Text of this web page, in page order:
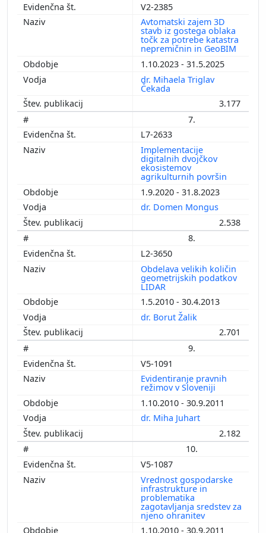
V2-2385
Avtomatski zajem 3D
stavb iz gostega oblaka
točk za potrebe katastra
nepremičnin in GeoBIM
1.10.2023 - 31.5.2025
dr. Mihaela Triglav
Čekada
3.177
7.
L7-2633
Implementacije
digitalnih dvojčkov
ekosistemov
agrikulturnih površin
1.9.2020 - 31.8.2023
dr. Domen Mongus
2.538
8.
L2-3650
Obdelava velikih količin
geometrijskih podatkov
LIDAR
1.5.2010 - 30.4.2013
dr. Borut Žalik
2.701
9.
V5-1091
Evidentiranje pravnih
režimov v Sloveniji
1.10.2010 - 30.9.2011
dr. Miha Juhart
2.182
10.
V5-1087
Vrednost gospodarske
infrastrukture in
problematika
zagotavljanja sredstev za
njeno ohranitev
1.10.2010 - 30.9.2011